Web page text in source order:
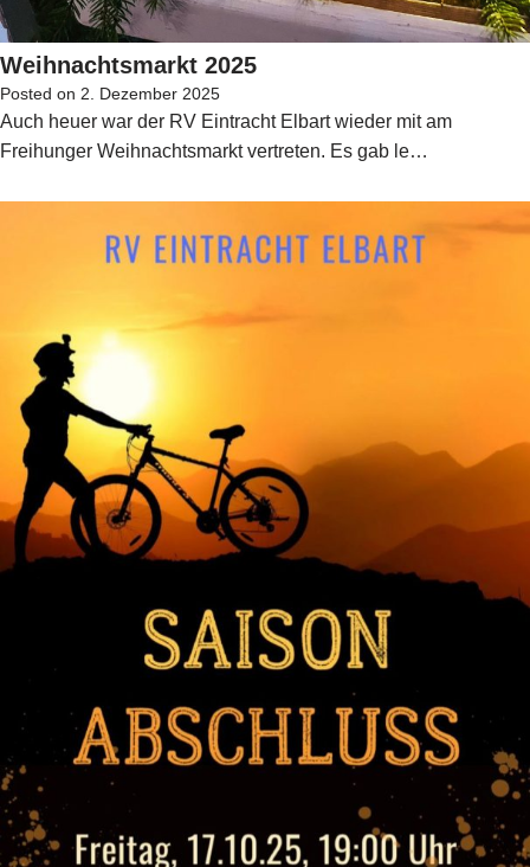
Weihnachtsmarkt 2025
Posted on 2. Dezember 2025
Auch heuer war der RV Eintracht Elbart wieder mit am
Freihunger Weihnachtsmarkt vertreten. Es gab le…